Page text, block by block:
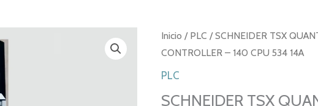
Inicio / PLC / SCHNEIDER TSX
CONTROLLER – 140 CPU 534 14A
PLC
SCHNEIDER TSX